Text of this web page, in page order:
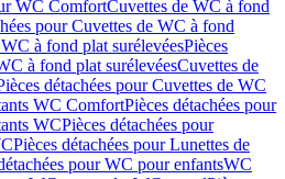
WC ComfortCuvettes de WC à fond
pour Cuvettes de WC à fond
à fond plat surélevéesPièces
à fond plat surélevéesCuvettes de
détachées pour Cuvettes de WC
WC ComfortPièces détachées pour
WCPièces détachées pour
Pièces détachées pour Lunettes de
pour WC pour enfantsWC